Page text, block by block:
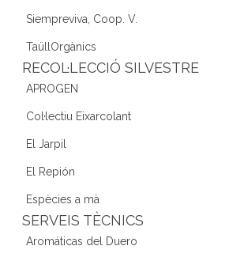
Siempreviva, Coop. V.
TaüllOrgànics
RECOL·LECCIÓ SILVESTRE
APROGEN
Col·lectiu Eixarcolant
El Jarpil
El Repión
Espècies a mà
SERVEIS TÈCNICS
Aromáticas del Duero